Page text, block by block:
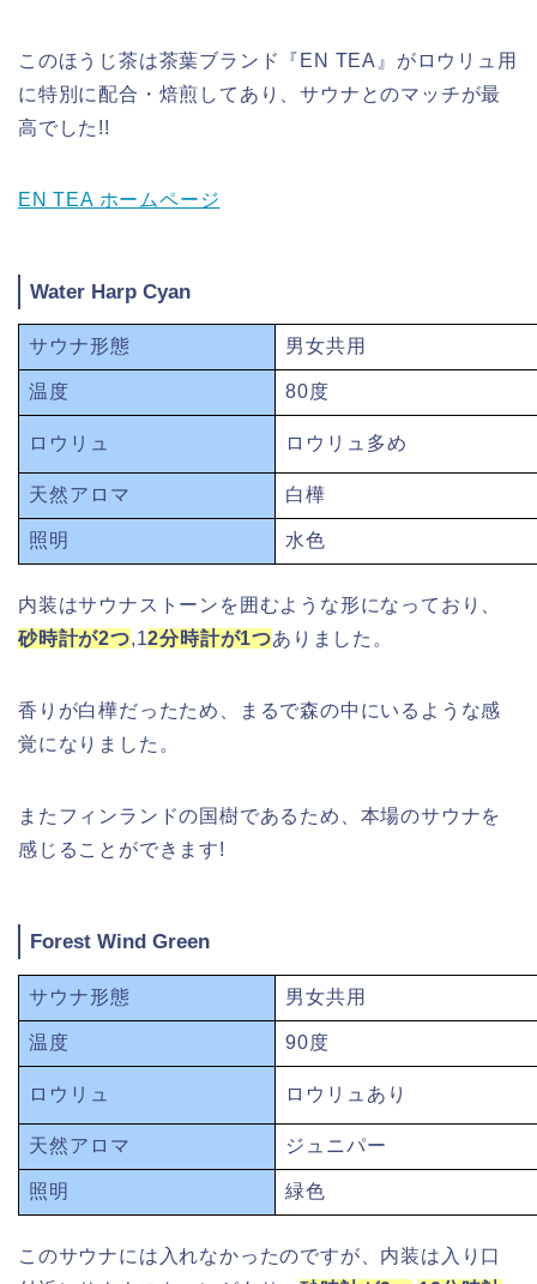
このほうじ茶は茶葉ブランド『EN TEA』がロウリュ用
に特別に配合・焙煎してあり、サウナとのマッチが最
高でした!!
EN TEA ホームページ
Water Harp Cyan
サウナ形態 男女共用
温度 80度
ロウリュ ロウリュ多め
天然アロマ 白樺
照明 水色
内装はサウナストーンを囲むような形になっており、
砂時計が2つ,12分時計が1つありました。
香りが白樺だったため、まるで森の中にいるような感
覚になりました。
またフィンランドの国樹であるため、本場のサウナを
感じることができます!
Forest Wind Green
サウナ形態 男女共用
温度 90度
ロウリュ ロウリュあり
天然アロマ ジュニパー
照明 緑色
このサウナには入れなかったのですが、内装は入り口